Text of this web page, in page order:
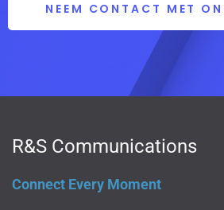
NEEM CONTACT MET
R&S Communications
Connect Every Moment